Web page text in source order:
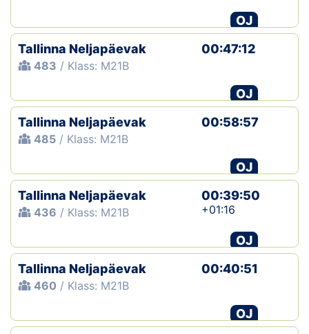
OJ
Tallinna Neljapäevak
483 / Klass: M21B
00:47:12
OJ
Tallinna Neljapäevak
485 / Klass: M21B
00:58:57
OJ
Tallinna Neljapäevak
436 / Klass: M21B
00:39:50
+01:16
OJ
Tallinna Neljapäevak
460 / Klass: M21B
00:40:51
OJ